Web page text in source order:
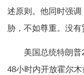
述原则。他同时强
胁，不如尊重。没有
美国总统特朗普
48小时内开放霍尔